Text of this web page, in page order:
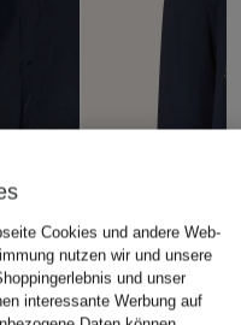
Cookies und andere Web-
nutzen wir und unsere
und unser
interessante Werbung auf